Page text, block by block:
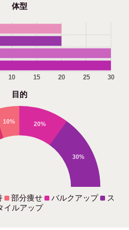
体型
10 15 20 25 30
目的
10% 20%
30%
部分痩せ バルクアップ
ス
イルアップ